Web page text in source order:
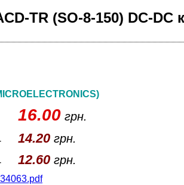
TR (SO-8-150) DC-DC
16.00 грн.
14.20 грн.
12.60 грн.